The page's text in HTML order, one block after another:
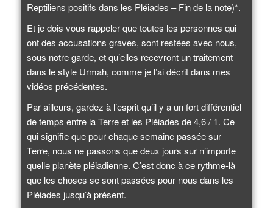
Reptiliens positifs dans les Pléiades – Fin de la note)*.
Et je dois vous rappeler que toutes les personnes qui
ont des accusations graves, sont restées avec nous,
sous notre garde, et qu’elles recevront un traitement
dans le style Urmah, comme je l’ai décrit dans mes
vidéos précédentes.
Par ailleurs, gardez à l’esprit qu’il y a un fort différentiel
de temps entre la Terre et les Pléiades de 4,6 / 1. Ce
qui signifie que pour chaque semaine passée sur
Terre, nous ne passons que deux jours sur n’importe
quelle planète pléiadienne. C’est donc à ce rythme-là
que les choses se sont passées pour nous dans les
Pléiades jusqu’à présent.